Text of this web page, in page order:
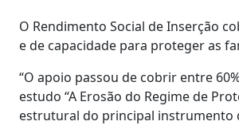
O Rendimento Social de Inserção
e de capacidade para proteger as
“O apoio passou de cobrir entre
estudo “A Erosão do Regime de
estrutural do principal instrumento